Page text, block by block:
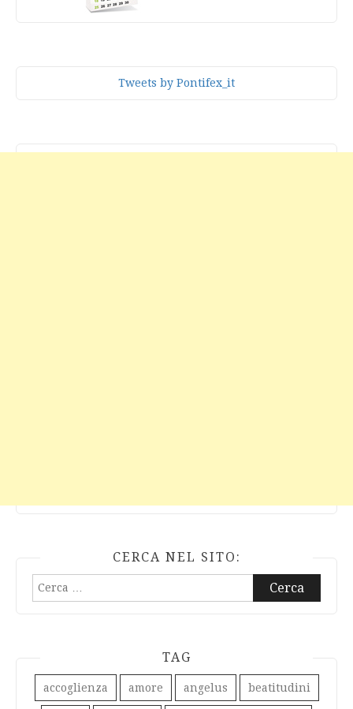
Tweets by Pontifex_it
CERCA NEL SITO:
Ricerca
per:
TAG
accoglienza amore angelus beatitudini